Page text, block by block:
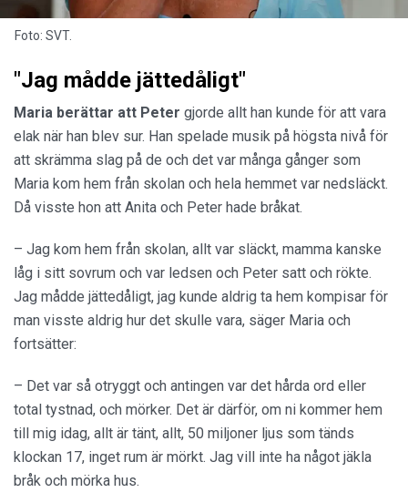
Foto: SVT.
"Jag mådde jättedåligt"
Maria berättar att Peter gjorde allt han kunde för att vara
elak när han blev sur. Han spelade musik på högsta nivå för
att skrämma slag på de och det var många gånger som
Maria kom hem från skolan och hela hemmet var nedsläckt.
Då visste hon att Anita och Peter hade bråkat.
– Jag kom hem från skolan, allt var släckt, mamma kanske
låg i sitt sovrum och var ledsen och Peter satt och rökte.
Jag mådde jättedåligt, jag kunde aldrig ta hem kompisar för
man visste aldrig hur det skulle vara, säger Maria och
fortsätter:
– Det var så otryggt och antingen var det hårda ord eller
total tystnad, och mörker. Det är därför, om ni kommer hem
till mig idag, allt är tänt, allt, 50 miljoner ljus som tänds
klockan 17, inget rum är mörkt. Jag vill inte ha något jäkla
bråk och mörka hus.